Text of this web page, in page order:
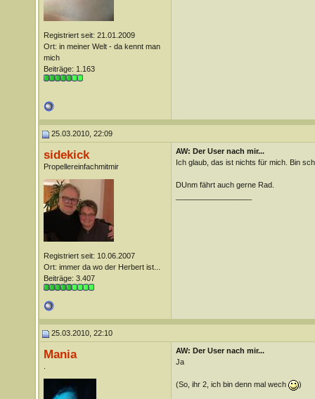
Registriert seit: 21.01.2009
Ort: in meiner Welt - da kennt man
mich
Beiträge: 1.163
25.03.2010, 22:09
sidekick
Propellereinfachmitmir
Registriert seit: 10.06.2007
Ort: immer da wo der Herbert ist...
Beiträge: 3.407
AW: Der User nach mir...
Ich glaub, das ist nichts für mich. Bin
DUnm fährt auch gerne Rad.
25.03.2010, 22:10
Mania
AW: Der User nach mir...
Ja
(So, ihr 2, ich bin denn mal wech )